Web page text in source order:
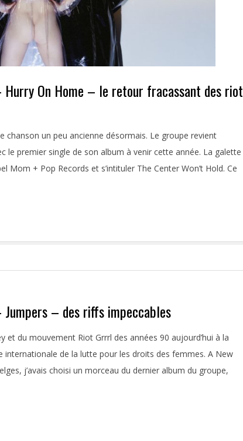
On Home – le retour fracassant des riot
chanson un peu ancienne désormais. Le groupe revient
le premier single de son album à venir cette année. La galette
Mom + Pop Records et s’intituler The Center Won’t Hold. Ce
– des riffs impeccables
et du mouvement Riot Grrrl des années 90 aujourd’hui à la
internationale de la lutte pour les droits des femmes. A New
j’avais choisi un morceau du dernier album du groupe,